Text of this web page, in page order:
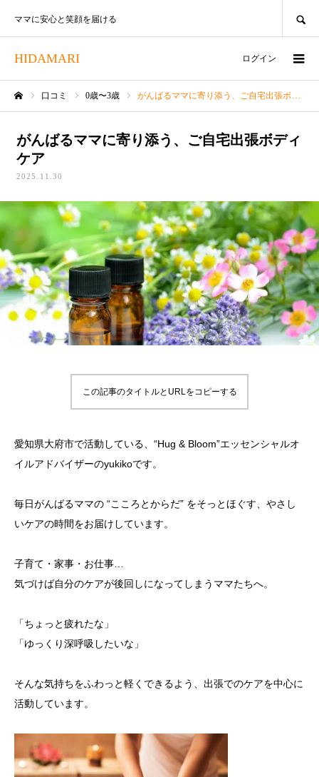
HIDAMARI
ママに安心と笑顔を届ける
ログイン
口コミ 0歳〜3歳 がんばるママに寄り添う、ご自宅出張ボディケア
がんばるママに寄り添う、ご自宅出張ボディ
ケア
2025.11.30
この記事のタイトルとURLをコピーする
愛知県大府市で活動している、“Hug & Bloom”エッセンシャルオ
イルアドバイザーのyukikoです。
毎日がんばるママの “こころとからだ” をそっとほぐす、やさし
いケアの時間をお届けしています。
子育て・家事・お仕事…
気づけば自分のケアが後回しになってしまうママたちへ。
「ちょっと疲れたな」
「ゆっくり深呼吸したいな」
そんな気持ちをふわっと軽くできるよう、出張でのケアを中心に
活動しています。